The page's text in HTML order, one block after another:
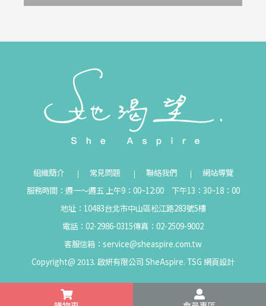
組織簡介 常見問題 聯絡我們
網站導覽
服務時間：週一～週五 上午9：00~12:00 下午13：30~18：00
地址：10483台北市中山區松江路283號5樓
電話：02-2986-0315傳真：02-2509-9002
客服信箱： service@sheaspire.com.tw
Copyright@ 2013. 啟妍有限公司 SheAspire. TSG 網頁設計